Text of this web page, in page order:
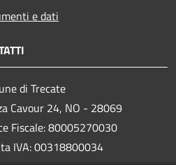
e dati
di Trecate
Cavour 24, NO - 28069
Fiscale: 80005270030
IVA: 00318800034